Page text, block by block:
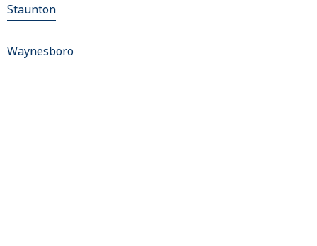
Staunton
Waynesboro